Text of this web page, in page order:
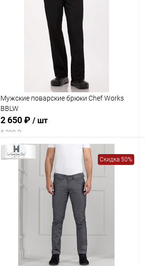
Мужские поварские брюки Chef Works
BBLW
2 650 ₽/ шт
5 300 ₽
Скидка 50%